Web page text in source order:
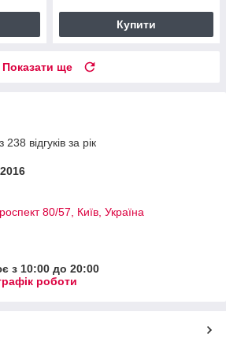
Купити
Показати ще
відгуків за рік
80/57, Київ, Україна
з 10:00 до 20:00
роботи